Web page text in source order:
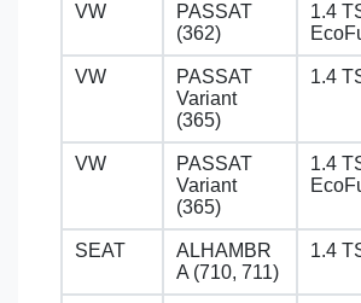
VW
PASSAT
(362)
1.4
VW
PASSAT
Variant
(365)
1.4
VW
PASSAT
Variant
(365)
1.4
SEAT
ALHAMBR
A (710, 711)
1.4